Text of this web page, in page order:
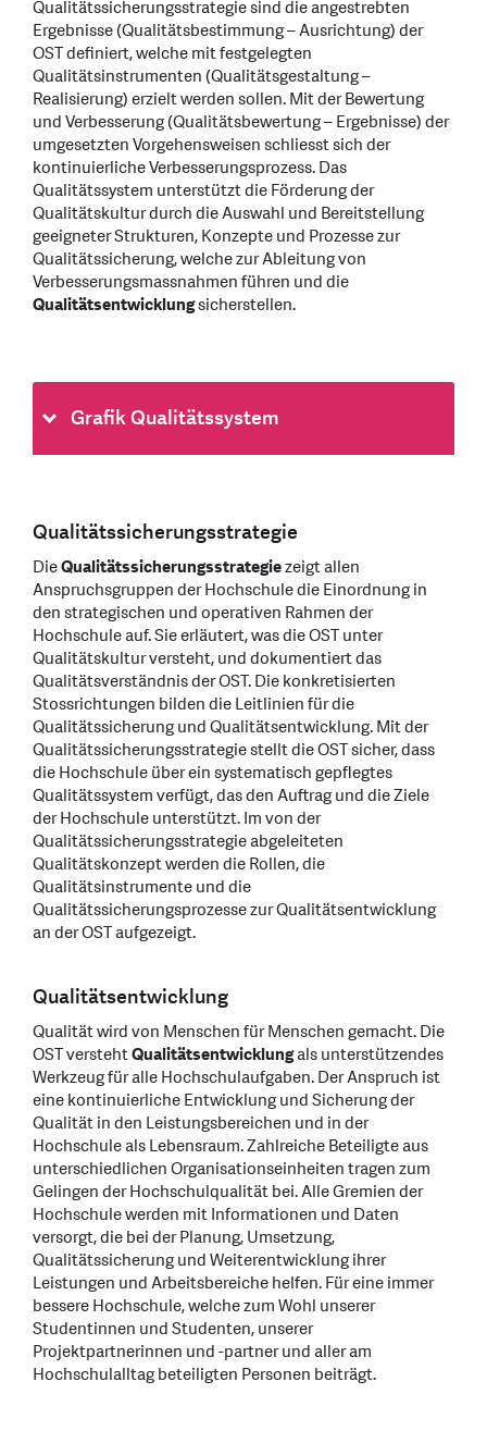
Qualitätssicherungsstrategie sind die angestrebten
Ergebnisse (Qualitätsbestimmung – Ausrichtung) der
OST definiert, welche mit festgelegten
Qualitätsinstrumenten (Qualitätsgestaltung –
Realisierung) erzielt werden sollen. Mit der Bewertung
und Verbesserung (Qualitätsbewertung – Ergebnisse) der
umgesetzten Vorgehensweisen schliesst sich der
kontinuierliche Verbesserungsprozess. Das
Qualitätssystem unterstützt die Förderung der
Qualitätskultur durch die Auswahl und Bereitstellung
geeigneter Strukturen, Konzepte und Prozesse zur
Qualitätssicherung, welche zur Ableitung von
Verbesserungsmassnahmen führen und die
Qualitätsentwicklungsicherstellen.
Grafik Qualitätssystem
Qualitätssicherungsstrategie
DieQualitätssicherungsstrategiezeigt allen
Anspruchsgruppen der Hochschule die Einordnung in
den strategischen und operativen Rahmen der
Hochschule auf. Sie erläutert, was die OST unter
Qualitätskultur versteht, und dokumentiert das
Qualitätsverständnis der OST. Die konkretisierten
Stossrichtungen bilden die Leitlinien für die
Qualitätssicherung und Qualitätsentwicklung. Mit der
Qualitätssicherungsstrategie stellt die OST sicher, dass
die Hochschule über ein systematisch gepflegtes
Qualitätssystem verfügt, das den Auftrag und die Ziele
der Hochschule unterstützt. Im von der
Qualitätssicherungsstrategie abgeleiteten
Qualitätskonzept werden die Rollen, die
Qualitätsinstrumente und die
Qualitätssicherungsprozesse zur Qualitätsentwicklung
an der OST aufgezeigt.
Qualitätsentwicklung
Qualität wird von Menschen für Menschen gemacht. Die
OST verstehtQualitätsentwicklungals unterstützendes
Werkzeug für alle Hochschulaufgaben. Der Anspruch ist
eine kontinuierliche Entwicklung und Sicherung der
Qualität in den Leistungsbereichen und in der
Hochschule als Lebensraum. Zahlreiche Beteiligte aus
unterschiedlichen Organisationseinheiten tragen zum
Gelingen der Hochschulqualität bei. Alle Gremien der
Hochschule werden mit Informationen und Daten
versorgt, die bei der Planung, Umsetzung,
Qualitätssicherung und Weiterentwicklung ihrer
Leistungen und Arbeitsbereiche helfen. Für eine immer
bessere Hochschule, welche zum Wohl unserer
Studentinnen und Studenten, unserer
Projektpartnerinnen und -partner und aller am
Hochschulalltag beteiligten Personen beiträgt.